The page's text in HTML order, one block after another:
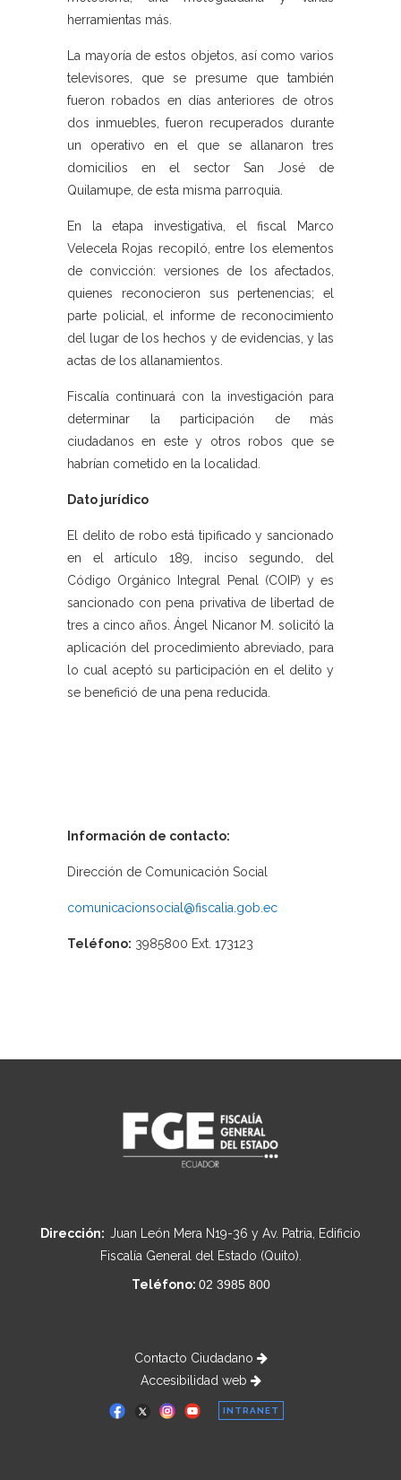
herramientas más.
La mayoría de estos objetos, así como varios
televisores, que se presume que también
fueron robados en días anteriores de otros
dos inmuebles, fueron recuperados durante
un operativo en el que se allanaron tres
domicilios en el sector San José de
Quilamupe, de esta misma parroquia.
En la etapa investigativa, el fiscal Marco
Velecela Rojas recopiló, entre los elementos
de convicción: versiones de los afectados,
quienes reconocieron sus pertenencias; el
parte policial, el informe de reconocimiento
del lugar de los hechos y de evidencias, y las
actas de los allanamientos.
Fiscalía continuará con la investigación para
determinar la participación de más
ciudadanos en este y otros robos que se
habrían cometido en la localidad.
Dato jurídico
El delito de robo está tipificado y sancionado
en el artículo 189, inciso segundo, del
Código Orgánico Integral Penal (COIP) y es
sancionado con pena privativa de libertad de
tres a cinco años. Ángel Nicanor M. solicitó la
aplicación del procedimiento abreviado, para
lo cual aceptó su participación en el delito y
se benefició de una pena reducida.
Información de contacto:
Dirección de Comunicación Social
comunicacionsocial@fiscalia.gob.ec
Teléfono: 3985800 Ext. 173123
Dirección: Juan León Mera N19-36 y Av. Patria, Edificio
Fiscalía General del Estado (Quito).
Teléfono: 02 3985 800
Contacto Ciudadano
Accesibilidad web
INTRANET